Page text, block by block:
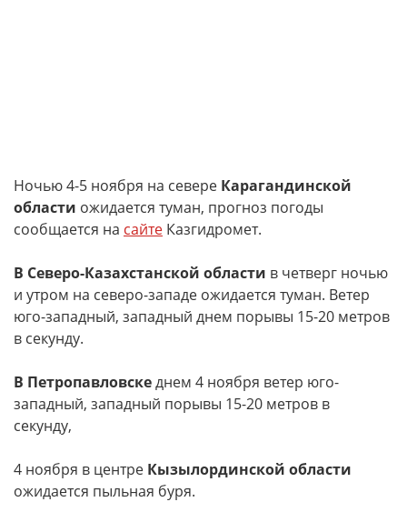
Ночью 4-5 ноября на севере Карагандинской
области ожидается туман, прогноз погоды
сообщается на сайте Казгидромет.
В Северо-Казахстанской области в четверг ночью
и утром на северо-западе ожидается туман. Ветер
юго-западный, западный днем порывы 15-20 метров
в секунду.
В Петропавловскеднем 4 ноября ветер юго-
западный, западный порывы 15-20 метров в
секунду,
4 ноября в центре Кызылординской области
ожидается пыльная буря.